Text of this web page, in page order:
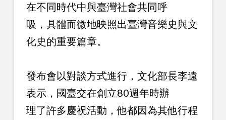
在不同時代中與臺灣社會共同呼
吸，具體而微地映照出臺灣音樂史與文
化史的重要篇章。
發布會以對談方式進行，文化部長李遠
表示，國臺交在創立80週年時辦
理了許多慶祝活動，他都因為其他行程